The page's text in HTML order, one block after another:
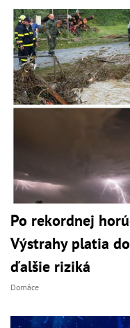
Po rekordnej
Výstrahy platia
ďalšie riziká
Domáce